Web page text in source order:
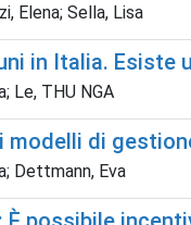
Elena; Sella, Lisa
in Italia. Esiste
Le, THU NGA
modelli di
Dettmann, Eva